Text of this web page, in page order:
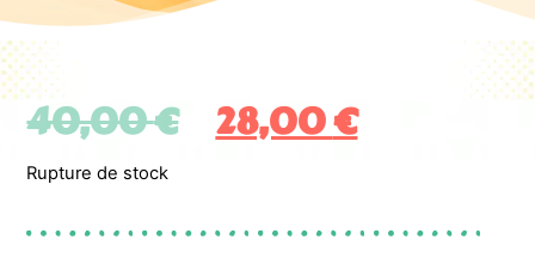
40,00€ 28,00€
Rupture de stock